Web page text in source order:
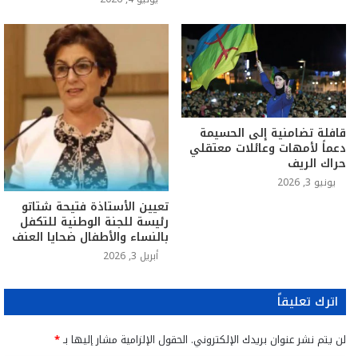
قافلة تضامنية إلى الحسيمة
دعماً لأمهات وعائلات معتقلي
حراك الريف
يونيو 3, 2026
تعيين الأستاذة فتيحة شتاتو
رئيسة للجنة الوطنية للتكفل
بالنساء والأطفال ضحايا العنف
أبريل 3, 2026
اترك تعليقاً
لن يتم نشر عنوان بريدك الإلكتروني. الحقول الإلزامية مشار إليها بـ*